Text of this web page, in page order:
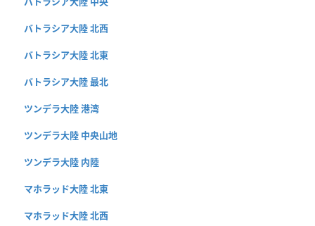
バトラシア大陸 北西
バトラシア大陸 北東
バトラシア大陸 最北
ツンデラ大陸 港湾
ツンデラ大陸 中央山地
ツンデラ大陸 内陸
マホラッド大陸 北東
マホラッド大陸 北西